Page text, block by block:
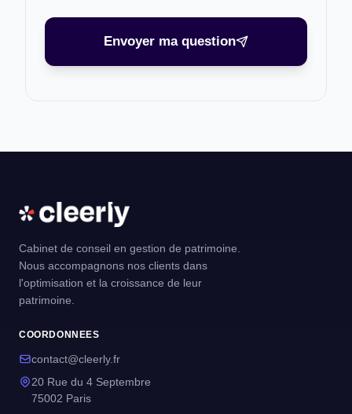
Envoyer ma question
Cabinet de conseil en gestion de patrimoine.
Nous accompagnons nos clients dans
l'optimisation et la croissance de leur
patrimoine.
COORDONNEES
contact@cleerly.fr
20 Rue du 4 Septembre
75002 Paris